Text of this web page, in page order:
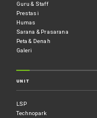
Guru & Staff
Prestasi
Humas
Sarana & Prasarana
Peta & Denah
Galeri
UNIT
LSP
Technopark